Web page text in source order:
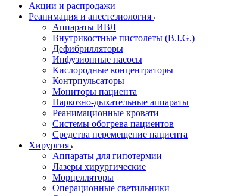
Акции и распродажи
Реанимация и анестезиология
Аппараты ИВЛ
Внутрикостные пистолеты (B.I.G.)
Дефибрилляторы
Инфузионные насосы
Кислородные концентраторы
Контрпульсаторы
Мониторы пациента
Наркозно-дыхательные аппараты
Реанимационные кровати
Системы обогрева пациентов
Средства перемещение пациента
Хирургия
Аппараты для гипотермии
Лазеры хирургические
Морцелляторы
Операционные светильники